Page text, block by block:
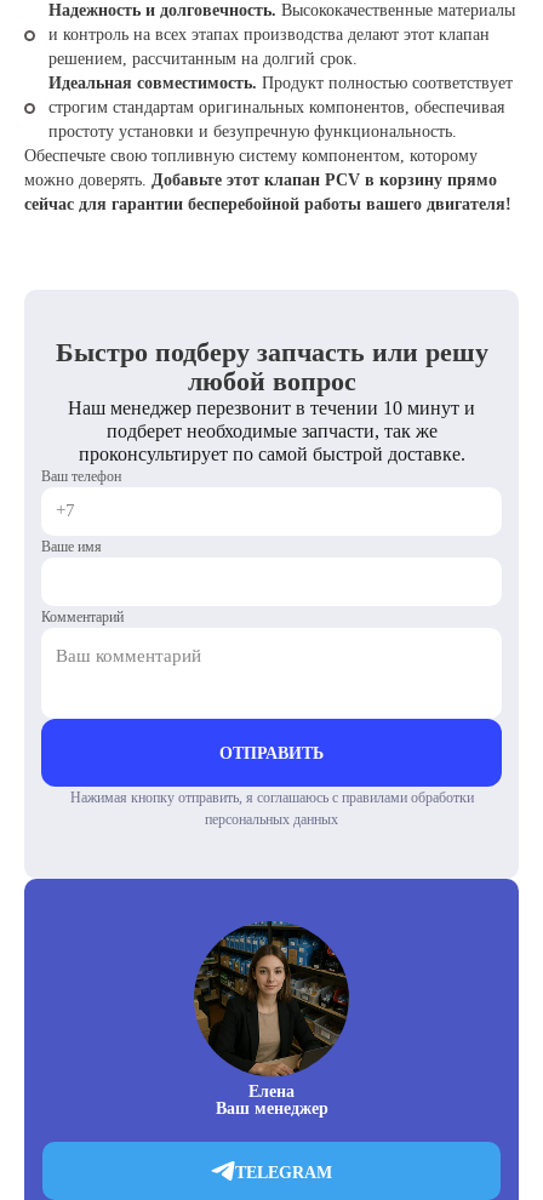
Надежность и долговечность. Высококачественные материалы
и контроль на всех этапах производства делают этот клапан
решением, рассчитанным на долгий срок.
Идеальная совместимость. Продукт полностью соответствует
строгим стандартам оригинальных компонентов, обеспечивая
простоту установки и безупречную функциональность.
Обеспечьте свою топливную систему компонентом, которому
можно доверять. Добавьте этот клапан PCV в корзину прямо
сейчас для гарантии бесперебойной работы вашего двигателя!
Быстро подберу запчасть или решу
любой вопрос
Наш менеджер перезвонит в течении 10 минут и
подберет необходимые запчасти, так же
проконсультирует по самой быстрой доставке.
Ваш телефон
Ваше имя
Комментарий
ОТПРАВИТЬ
Нажимая кнопку отправить, я соглашаюсь с правилами обработки
персональных данных
Елена
Ваш менеджер
TELEGRAM